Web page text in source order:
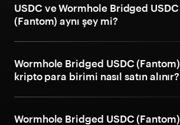
USDC ve Wormhole Bridged USDC
(Fantom) aynı şey mi?
Wormhole Bridged USDC (Fantom)
kripto para birimi nasıl satın alınır?
Wormhole Bridged USDC (Fantom)